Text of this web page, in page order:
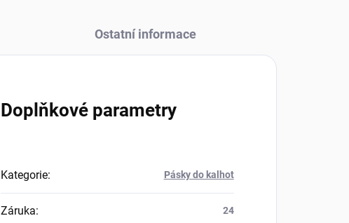
Ostatní informace
Doplňkové parametry
Kategorie: Pásky do kalhot
Záruka: 24